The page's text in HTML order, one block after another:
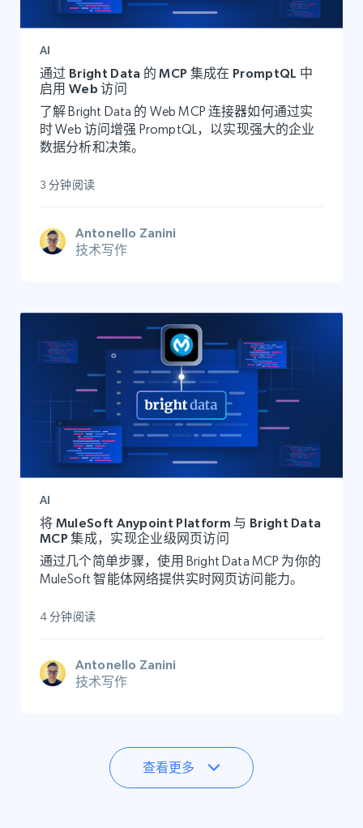
AI
通过 Bright Data 的 MCP 集成在 PromptQL 中
启用 Web 访问
了解 Bright Data 的 Web MCP 连接器如何通过实
时 Web 访问增强 PromptQL，以实现强大的企业
数据分析和决策。
3 分钟阅读
Antonello Zanini
技术写作
AI
将 MuleSoft Anypoint Platform 与 Bright Data
MCP 集成，实现企业级网页访问
通过几个简单步骤，使用 Bright Data MCP 为你的
MuleSoft 智能体网络提供实时网页访问能力。
4 分钟阅读
Antonello Zanini
技术写作
查看更多